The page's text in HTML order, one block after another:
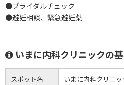
●ブライダルチェック
●避妊相談、緊急避妊薬
いまに内科クリニックの
スポット名 いまに内科クリニッ